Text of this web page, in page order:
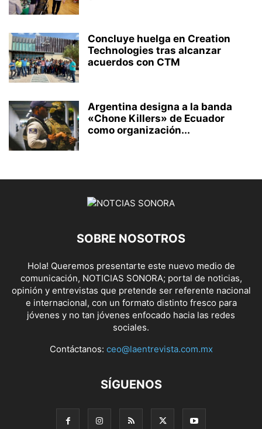
Concluye huelga en Creation
Technologies tras alcanzar
acuerdos con CTM
Argentina designa a la banda
«Chone Killers» de Ecuador
como organización...
SOBRE NOSOTROS
Hola! Queremos presentarte este nuevo medio de
comunicación, NOTICIAS SONORA; portal de noticias,
opinión y entrevistas que pretende ser referente nacional
e internacional, con un formato distinto fresco para
jóvenes y no tan jóvenes enfocado hacia las redes
sociales.
Contáctanos: ceo@laentrevista.com.mx
SÍGUENOS